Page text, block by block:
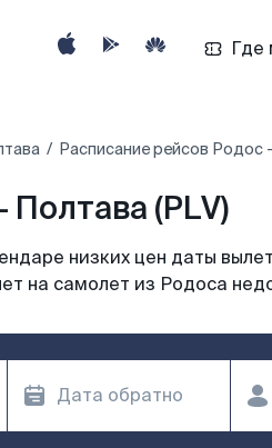
Где
Расписание рейсов Родос
(PLV)
низких цен даты
на самолет из Родоса